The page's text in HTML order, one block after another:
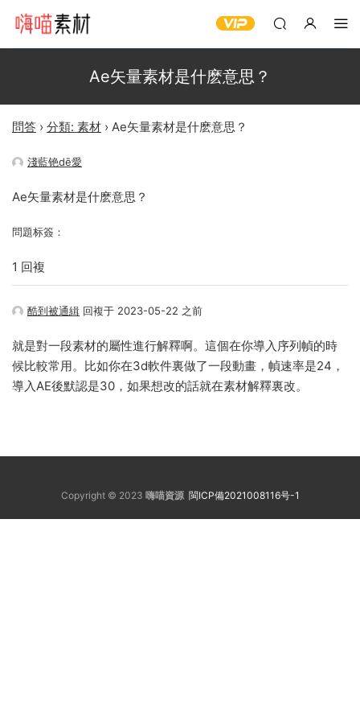
Ae矢量素材是什麽意思？
問答 › 分類: 素材 › Ae矢量素材是什麽意思？
淺藍铯dē愛
Ae矢量素材是什麽意思？
問題标簽：
1 回複
酷到被通緝 回複于 2023-05-22 之前
就是對一段素材的屬性進行解釋啊。這個在你導入序列幀的時
候比較常用。比如你在3d軟件裏做了一段動畫，幀速率是24，
導入AE後默認是30，如果想改的話就在素材解釋裏改。
Copyright © 2023 嗨喵資源 閩ICP備2021008116号-1